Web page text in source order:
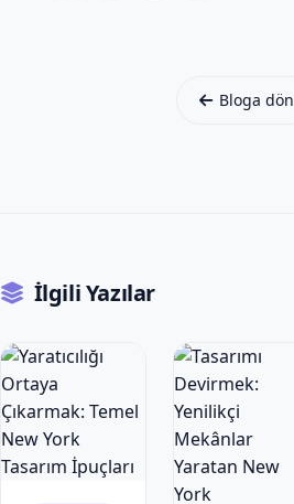
Bloga dön
İlgili Yazılar